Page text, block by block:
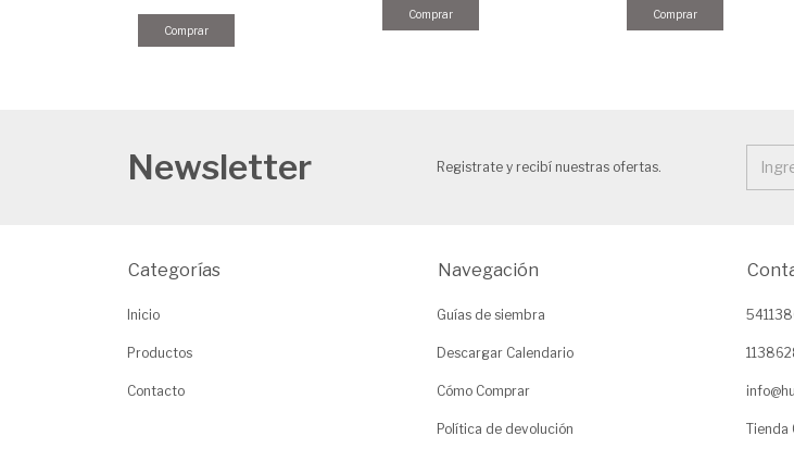
Newsletter Registrate y recibí nuestras ofertas.
Categorías
Inicio
Productos
Contacto
Navegación
Guías de siembra
Descargar Calendario
Cómo Comprar
Política de devolución Tienda